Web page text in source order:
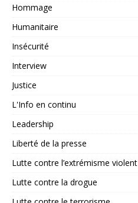
Hommage
Humanitaire
Insécurité
Interview
Justice
L'Info en continu
Leadership
Liberté de la presse
Lutte contre l’extrémisme violent
Lutte contre la drogue